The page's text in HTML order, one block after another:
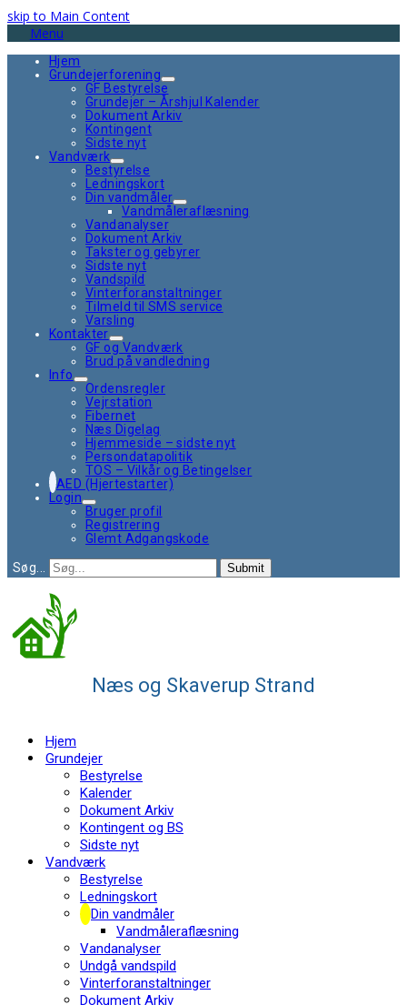
skip to Main Content
Menu
Hjem
Grundejerforening
GF Bestyrelse
Grundejer – Årshjul Kalender
Dokument Arkiv
Kontingent
Sidste nyt
Vandværk
Bestyrelse
Ledningskort
Din vandmåler
Vandmåleraflæsning
Vandanalyser
Dokument Arkiv
Takster og gebyrer
Sidste nyt
Vandspild
Vinterforanstaltninger
Tilmeld til SMS service
Varsling
Kontakter
GF og Vandværk
Brud på vandledning
Info
Ordensregler
Vejrstation
Fibernet
Næs Digelag
Hjemmeside – sidste nyt
Persondatapolitik
TOS – Vilkår og Betingelser
AED (Hjertestarter)
Login
Bruger profil
Registrering
Glemt Adgangskode
Søg...
Submit
Næs og Skaverup Strand
Hjem
Grundejer
Bestyrelse
Kalender
Dokument Arkiv
Kontingent og BS
Sidste nyt
Vandværk
Bestyrelse
Ledningskort
Din vandmåler
Vandmåleraflæsning
Vandanalyser
Undgå vandspild
Vinterforanstaltninger
Dokument Arkiv